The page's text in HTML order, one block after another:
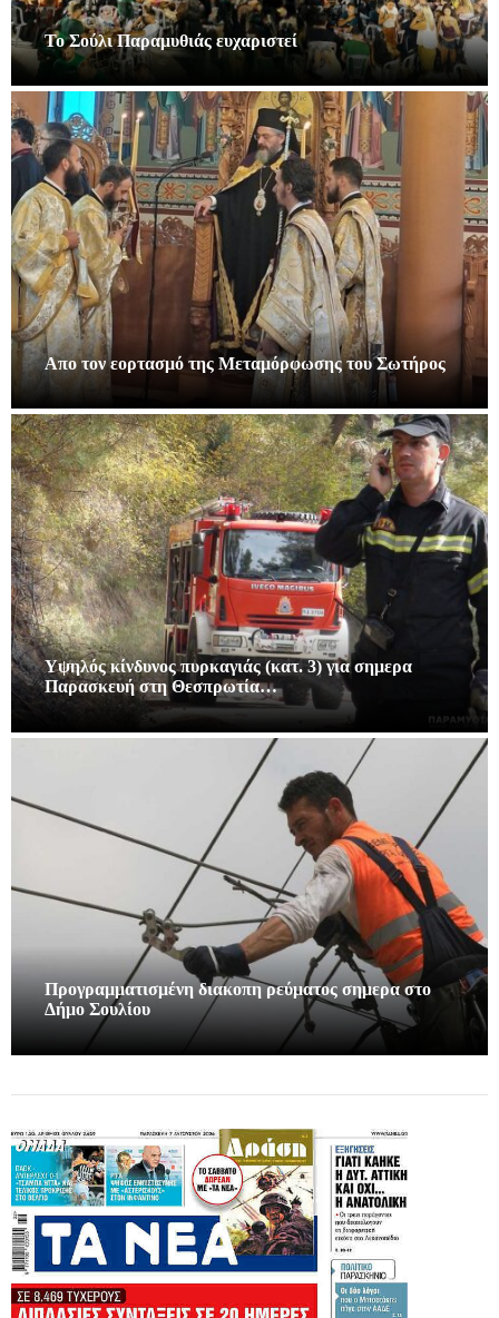
Το Σούλι Παραμυθιάς ευχαριστεί
Απο τον εορτασμό της Μεταμόρφωσης του Σωτήρος
Υψηλός κίνδυνος πυρκαγιάς (κατ. 3) για σημερα
Παρασκευή στη Θεσπρωτία…
Προγραμματισμένη διακοπη ρεύματος σημερα στο
Δήμο Σουλίου